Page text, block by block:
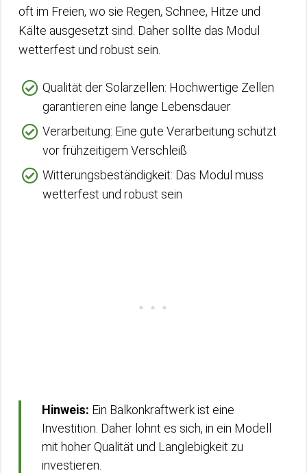
oft im Freien, wo sie Regen, Schnee, Hitze und
Kälte ausgesetzt sind. Daher sollte das Modul
wetterfest und robust sein.
Qualität der Solarzellen: Hochwertige Zellen
garantieren eine lange Lebensdauer
Verarbeitung: Eine gute Verarbeitung schützt
vor frühzeitigem Verschleiß
Witterungsbeständigkeit: Das Modul muss
wetterfest und robust sein
Hinweis: Ein Balkonkraftwerk ist eine
Investition. Daher lohnt es sich, in ein Modell
mit hoher Qualität und Langlebigkeit zu
investieren.